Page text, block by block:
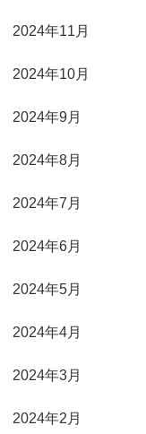
2024年11月
2024年10月
2024年9月
2024年8月
2024年7月
2024年6月
2024年5月
2024年4月
2024年3月
2024年2月